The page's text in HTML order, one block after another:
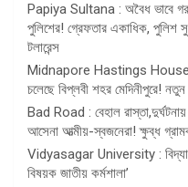
Papiya Sultana : অবৈধ ভাবে গরু
পুলিশের! গ্রেফতার একাধিক,
টলারেন্স
Midnapore Hastings House :
চলেছে বিপ্লবী শহর মেদিনীপুরে!
Bad Road : বেহাল রাস্তা,দুর্ঘটনায়
আসেনা আত্মীয়-স্বজনেরা! ক্ষুব্ধ
Vidyasagar University :
বিষয়ক জাতীয় কর্মশালা’